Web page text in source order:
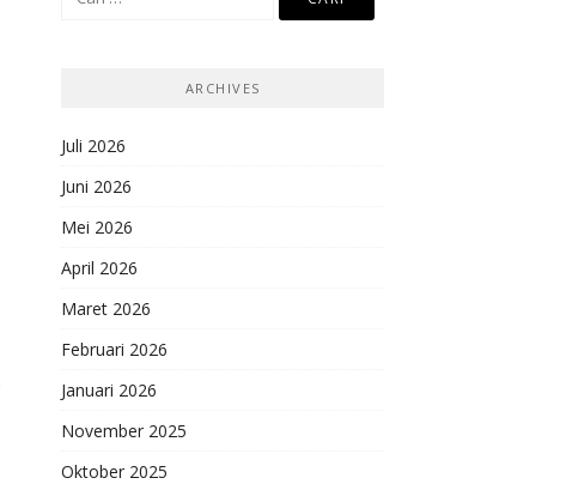
ARCHIVES
Juli 2026
Juni 2026
Mei 2026
April 2026
Maret 2026
Februari 2026
Januari 2026
November 2025
Oktober 2025